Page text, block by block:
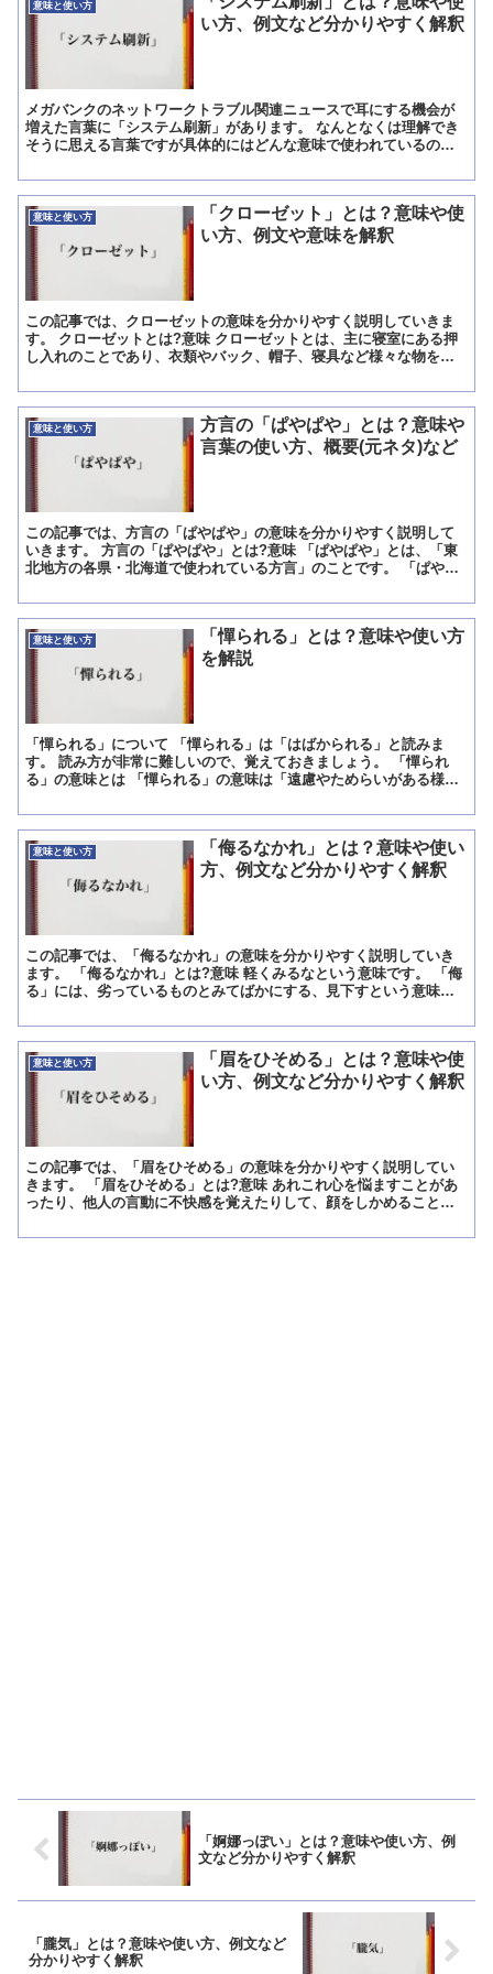
意味と使い方
い方、例文など分かりやすく解釈
メガバンクのネットワークトラブル関連ニュースで耳にする機会が
増えた言葉に「システム刷新」があります。 なんとなくは理解でき
そうに思える言葉ですが具体的にはどんな意味で使われているので
意味と使い方
「クローゼット」とは？意味や使
い方、例文や意味を解釈
この記事では、クローゼットの意味を分かりやすく説明していきま
す。 クローゼットとは?意味 クローゼットとは、主に寝室にある押
し入れのことであり、衣類やバック、帽子、寝具など様々な物を入
意味と使い方
方言の「ぱやぱや」とは？意味や
言葉の使い方、概要(元ネタ)など
この記事では、方言の「ぱやぱや」の意味を分かりやすく説明して
いきます。 方言の「ぱやぱや」とは?意味 「ぱやぱや」とは、「東
北地方の各県・北海道で使われている方言」のことです。 「ぱやぱ
意味と使い方
「憚られる」とは？意味や使い方
を解説
「憚られる」について 「憚られる」は「はばかられる」と読みま
す。 読み方が非常に難しいので、覚えておきましょう。 「憚られ
る」の意味とは 「憚られる」の意味は「遠慮やためらいがある様
意味と使い方
「侮るなかれ」とは？意味や使い
方、例文など分かりやすく解釈
この記事では、「侮るなかれ」の意味を分かりやすく説明していき
ます。 「侮るなかれ」とは?意味 軽くみるなという意味です。 「侮
る」には、劣っているものとみてばかにする、見下すという意味が
意味と使い方
「眉をひそめる」とは？意味や使
い方、例文など分かりやすく解釈
この記事では、「眉をひそめる」の意味を分かりやすく説明してい
きます。 「眉をひそめる」とは?意味 あれこれ心を悩ますことがあ
ったり、他人の言動に不快感を覚えたりして、顔をしかめることで
「婀娜っぽい」とは？意味や使い方、例
文など分かりやすく解釈
「朧気」とは？意味や使い方、例文など
分かりやすく解釈